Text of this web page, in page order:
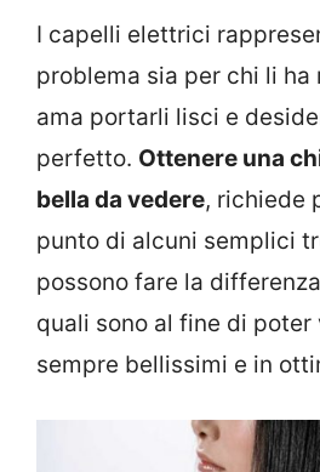
I capelli elettrici
problema sia per chi li
ama portarli lisci e
perfetto. Ottenere una
bella da vedere, richiede
punto di alcuni semplici
possono fare la
quali sono al fine di
sempre bellissimi e in